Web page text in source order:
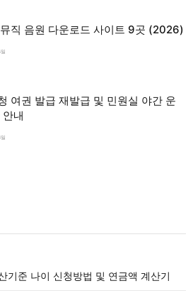
직 음원 다운로드 사이트 9곳 (2026)
여권 발급 재발급 및 민원실 야간 운
내
기준 나이 신청방법 및 연금액 계산기